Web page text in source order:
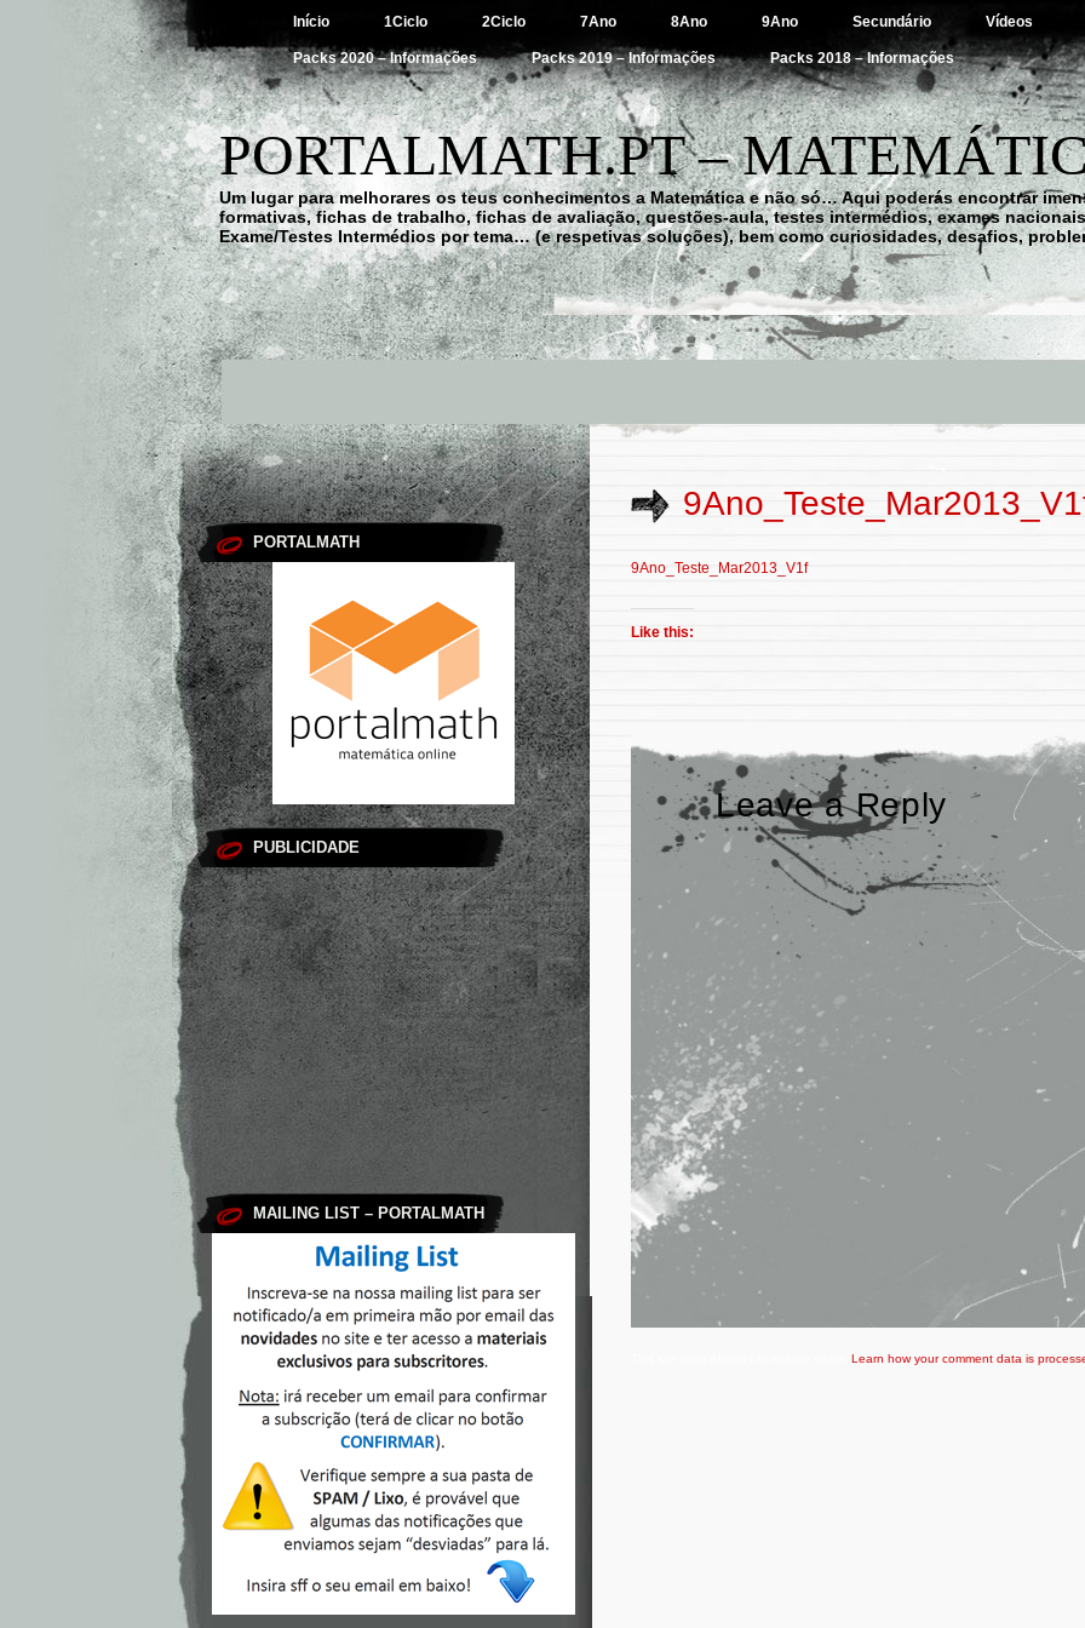
Início 1Ciclo 2Ciclo 7Ano 8Ano 9Ano Secundário Vídeos
Packs 2020 – Informações Packs 2019 – Informações Packs 2018 – Informações
PORTALMATH.PT –
Um lugar para melhorares os teus conhecimentos a Matemática e não só… Aqui poderás encontrar
formativas, fichas de trabalho, fichas de avaliação, questões-aula, testes intermédios, exames
Exame/Testes Intermédios por tema… (e respetivas soluções), bem como curiosidades, desafios,
PORTALMATH
PUBLICIDADE
MAILING LIST – PORTALMATH
9Ano_Teste_Mar2013_V1f
Like this:
Leave a Reply
Learn how your comment data is